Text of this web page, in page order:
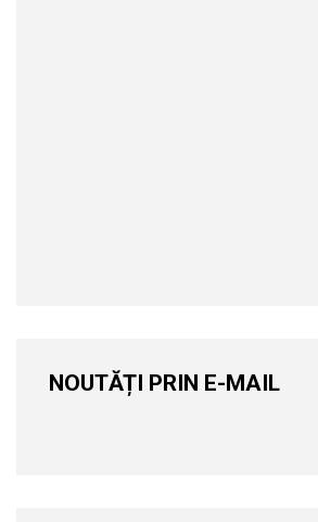
NOUTĂȚI PRIN E-MAIL